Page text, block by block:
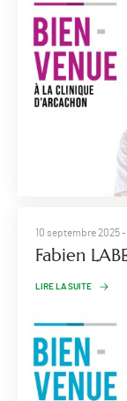
10 septembre 2025-
Fabien
LIRE LA SUITE